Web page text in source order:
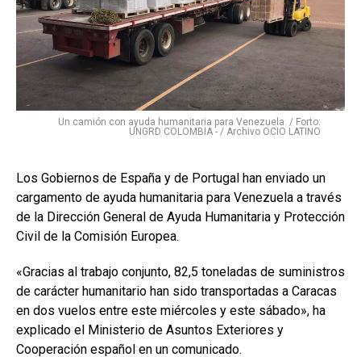
Un camión con ayuda humanitaria para Venezuela. / Forto:
UNGRD COLOMBIA - / Archivo OCIO LATINO
Los Gobiernos de España y de Portugal han enviado un
cargamento de ayuda humanitaria para Venezuela a través
de la Dirección General de Ayuda Humanitaria y Protección
Civil de la Comisión Europea.
«Gracias al trabajo conjunto, 82,5 toneladas de suministros
de carácter humanitario han sido transportadas a Caracas
en dos vuelos entre este miércoles y este sábado», ha
explicado el Ministerio de Asuntos Exteriores y
Cooperación español en un comunicado.